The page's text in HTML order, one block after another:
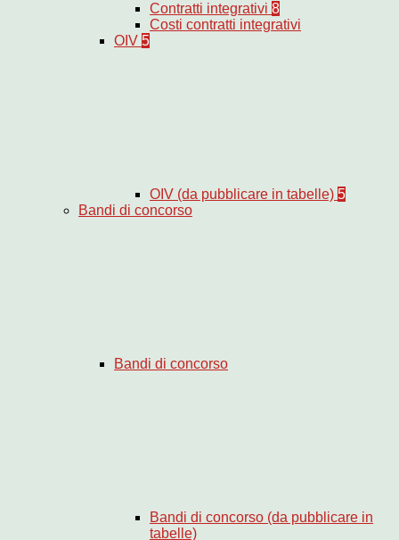
Contratti integrativi 8
Costi contratti integrativi
OIV 5
OIV (da pubblicare in tabelle) 5
Bandi di concorso
Bandi di concorso
Bandi di concorso (da pubblicare in
tabelle)